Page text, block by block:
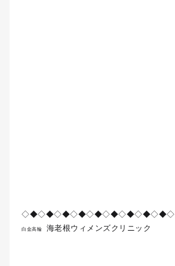
◇◆◇◆◇◆◇◆◇◆◇◆◇◆◇◆◇◆◇
白金高輪 海老根ウィメンズクリニック